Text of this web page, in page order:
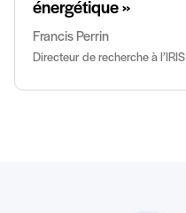
énergétique »
Francis Perrin
Directeur de recherche à l’IRIS